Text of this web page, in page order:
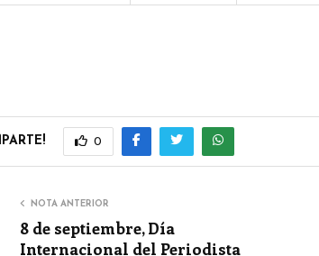
0
NOTA ANTERIOR
8 de septiembre, Día
Internacional del Periodista